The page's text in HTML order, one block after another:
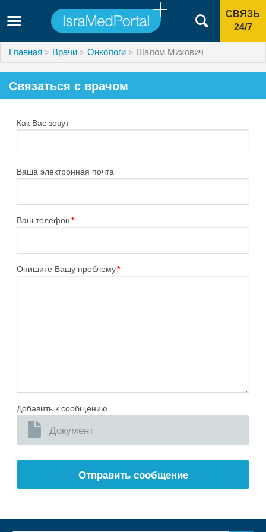
СВЯЗЬ
24/7
Главная Врачи Онкологи Шалом Михович
Связаться с врачом
Как Вас зовут
Ваша электронная почта
Ваш телефон*
Опишите Вашу проблему*
Добавить к сообщению
Документ